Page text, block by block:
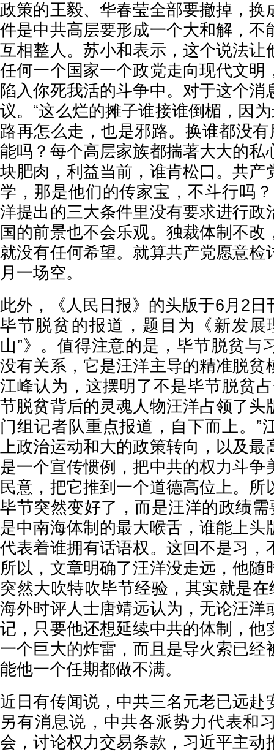
政策的王毅、华春莹全部要撤掉，换
件是中共高层要形成一个大和解，不
互相整人。苏小和表示，这个说法让
任何一个国家一个政党走向现代文明
陷入你死我活的斗争中。对于这个消
议。“这么烂的摊子谁接谁倒楣，因
路再怎么走，也是邪路。换谁都没有
能吗？每个高层家族都揣著大大的私
块肥肉，利益当前，谁肯松口。共产
学，那是他们的传家宝，不斗行吗
洋提出的三大条件里没有要求进行政
国的前景也不会乐观。独裁体制不改
就没有任何希望。就算共产党愿意检
月一场空。
此外，《人民日报》的头版于6月2日
毕节脱贫的报道，题目为《新发展
山”》。值得注意的是，毕节脱贫与
没有关系，它是汪洋主导的精准脱贫
江峰认为，这摆明了不是毕节脱贫
节脱贫背后的灵魂人物汪洋占领了头
门组记者队重点报道，自下而上。”
上政治运动和大的政策转向，以及最
是一个宣传惯例，把中共的权力斗争
民意，把它推到一个道德高位上。所
毕节突然变好了，而是汪洋的政绩需
是中南海体制的最大喉舌，谁能上头
代表着谁拥有话语权。这回不是习，
所以，文章明确了汪洋没走远，他随
突然大吹特吹毕节经验，其实就是在
海外时评人士唐靖远认为，无论汪洋
记，只要他还想延续中共的体制，他
一个巨大的炸雷，而且是导火索已经
能他一个任期都做不满。
近日有传闻说，中共三名元老已远赴
另有消息说，中共各派势力代表和
会，讨论权力交易条款，习近平主动